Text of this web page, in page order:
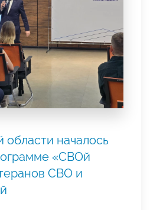
области началось
«СВОй
СВО и